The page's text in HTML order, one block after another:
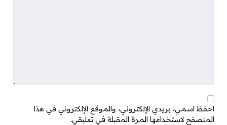
احفظ اسمي، بريدي الإلكتروني، والموقع الإلكتروني في هذا
المتصفح لاستخدامها المرة المقبلة في تعليقي.